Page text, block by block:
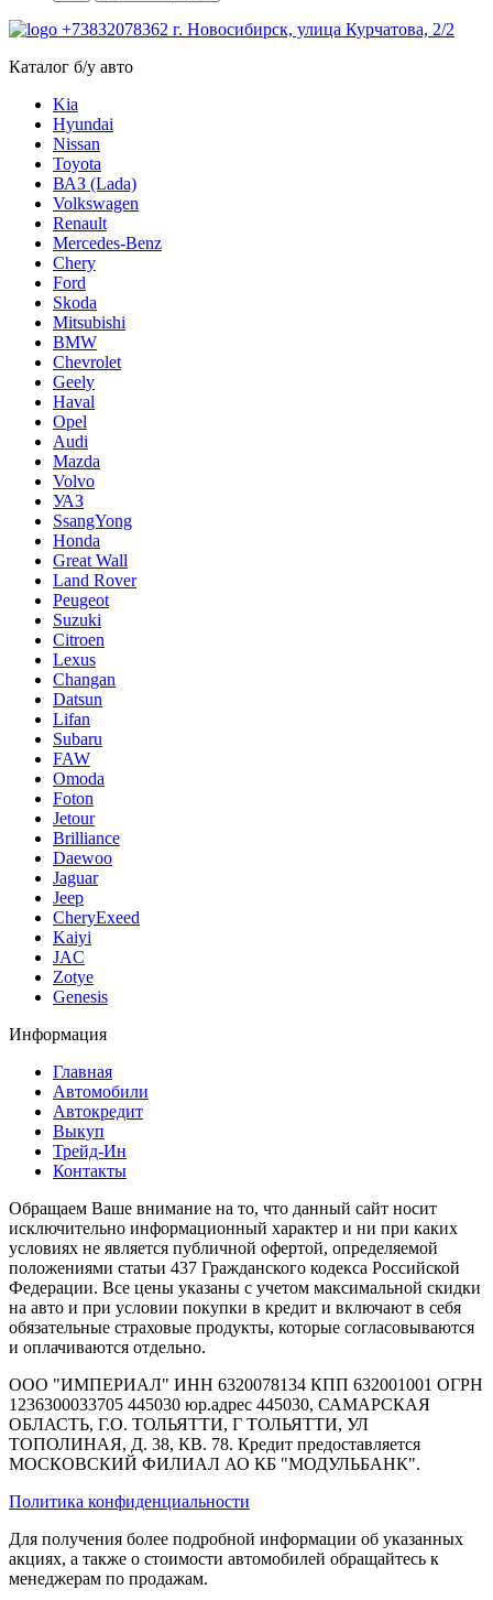
+73832078362 г. Новосибирск, улица Курчатова, 2/2
Каталог б/у авто
Kia
Hyundai
Nissan
Toyota
ВАЗ (Lada)
Volkswagen
Renault
Mercedes-Benz
Chery
Ford
Skoda
Mitsubishi
BMW
Chevrolet
Geely
Haval
Opel
Audi
Mazda
Volvo
УАЗ
SsangYong
Honda
Great Wall
Land Rover
Peugeot
Suzuki
Citroen
Lexus
Changan
Datsun
Lifan
Subaru
FAW
Omoda
Foton
Jetour
Brilliance
Daewoo
Jaguar
Jeep
CheryExeed
Kaiyi
JAC
Zotye
Genesis
Информация
Главная
Автомобили
Автокредит
Выкуп
Трейд-Ин
Контакты
Обращаем Ваше внимание на то, что данный сайт носит
исключительно информационный характер и ни при каких
условиях не является публичной офертой, определяемой
положениями статьи 437 Гражданского кодекса Российской
Федерации. Все цены указаны с учетом максимальной скидки
на авто и при условии покупки в кредит и включают в себя
обязательные страховые продукты, которые согласовываются
и оплачиваются отдельно.
ООО "ИМПЕРИАЛ" ИНН 6320078134 КПП 632001001 ОГРН
1236300033705 445030 юр.адрес 445030, САМАРСКАЯ
ОБЛАСТЬ, Г.О. ТОЛЬЯТТИ, Г ТОЛЬЯТТИ, УЛ
ТОПОЛИНАЯ, Д. 38, КВ. 78. Кредит предоставляется
МОСКОВСКИЙ ФИЛИАЛ АО КБ "МОДУЛЬБАНК".
Политика конфиденциальности
Для получения более подробной информации об указанных
акциях, а также о стоимости автомобилей обращайтесь к
менеджерам по продажам.